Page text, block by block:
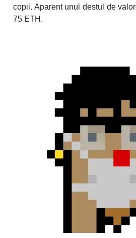
copii. Aparent unul destul de
75 ETH.